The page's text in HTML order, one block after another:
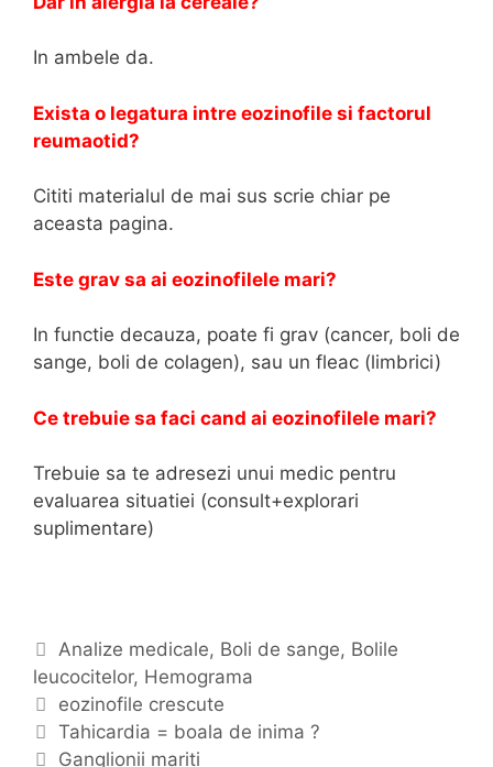
In ambele da.
Exista o legatura intre eozinofile si factorul
reumaotid?
Cititi materialul de mai sus scrie chiar pe
aceasta pagina.
Este grav sa ai eozinofilele mari?
In functie decauza, poate fi grav (cancer, boli de
sange, boli de colagen), sau un fleac (limbrici)
Ce trebuie sa faci cand ai eozinofilele mari?
Trebuie sa te adresezi unui medic pentru
evaluarea situatiei (consult+explorari
suplimentare)
C
a
t
e
g
Analize medicale, Boli de sange, Bolile
leucocitelor, Hemograma
E
t
i
eozinofile crescute
N
a
Tahicardia = boala de inima ?
Ganglionii mariti